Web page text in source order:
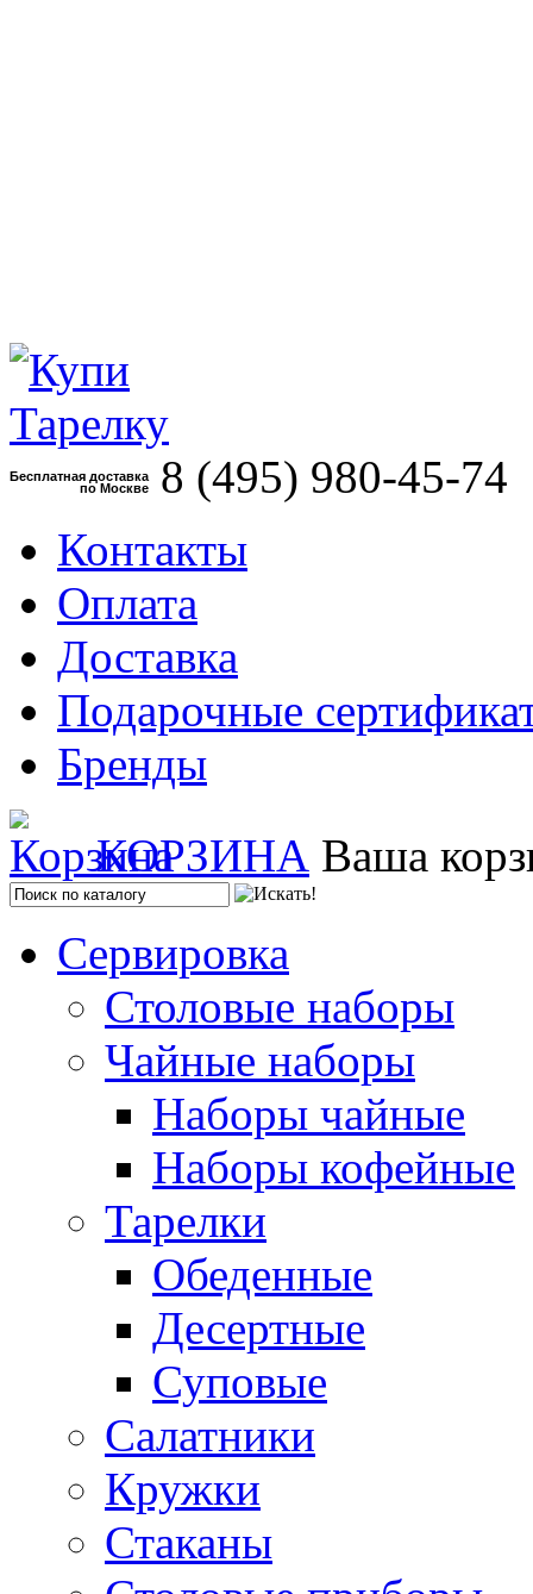
Бесплатная доставка
по Москве
8 (495) 980-45-74
Контакты
Оплата
Доставка
Подарочные
Бренды
КОРЗИНА Ваша
Сервировка
Столовые наборы
Чайные наборы
Наборы чайные
Наборы кофейные
Тарелки
Обеденные
Десертные
Суповые
Салатники
Кружки
Стаканы